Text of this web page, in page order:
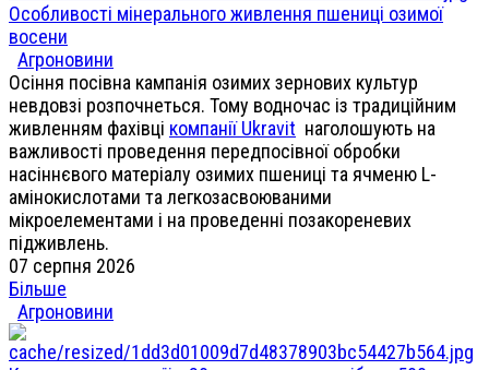
Особливості мінерального живлення пшениці озимої
восени
Агроновини
Осіння посівна кампанія озимих зернових культур
невдовзі розпочнеться. Тому водночас із традиційним
живленням фахівці компанії Ukravit наголошують на
важливості проведення передпосівної обробки
насіннєвого матеріалу озимих пшениці та ячменю L-
амінокислотами та легкозасвоюваними
мікроелементами і на проведенні позакореневих
підживлень.
07 серпня 2026
Більше
Агроновини